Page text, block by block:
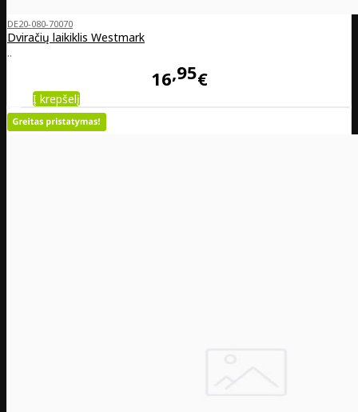
DE20-080-70070
Dviračių laikiklis Westmark
..
16 95€
Į krepšelį